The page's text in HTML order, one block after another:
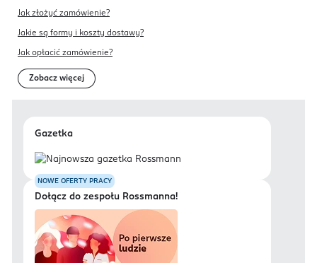
Jak złożyć zamówienie?
Jakie są formy i koszty dostawy?
Jak opłacić zamówienie?
Zobacz więcej
Gazetka
NOWE OFERTY PRACY
Dołącz do zespołu Rossmanna!